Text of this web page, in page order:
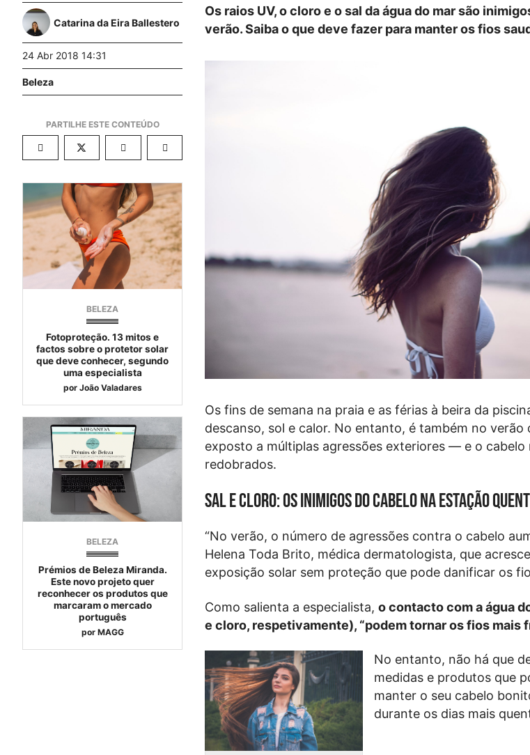
Catarina da Eira Ballestero
24 Abr 2018 14:31
Beleza
BELEZA
Fotoproteção. 13 mitos e
factos sobre o protetor solar
que deve conhecer, segundo
uma especialista
por João Valadares
BELEZA
Prémios de Beleza Miranda.
Este novo projeto quer
reconhecer os produtos que
marcaram o mercado
português
por MAGG
Os raios UV, o cloro e o sal da água do mar são
verão. Saiba o que deve fazer para manter os fios
Os fins de semana na praia e as férias à beira da
descanso, sol e calor. No entanto, é também no verão
exposto a múltiplas agressões exteriores — e o cabelo
redobrados.
Sal e cloro: os inimigos do cabelo na estação
“No verão, o número de agressões contra o cabelo
Helena Toda Brito, médica dermatologista, que
exposição solar sem proteção que pode danificar os
Como salienta a especialista,o contacto com a água
e cloro, respetivamente), “podem tornar os fios mais
No entanto, não há que
medidas e produtos que
manter o seu cabelo
durante os dias mais